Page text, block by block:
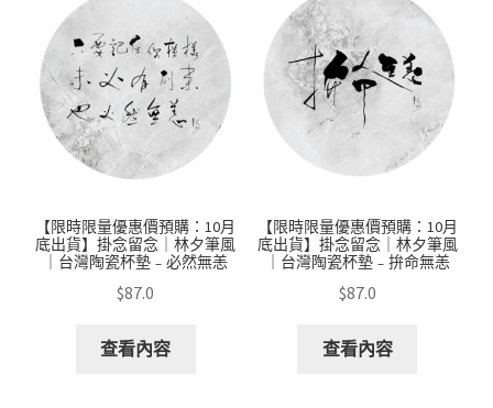
【限時限量優惠價預購：10月
底出貨】掛念留念｜林夕筆風
｜台灣陶瓷杯墊﹣必然無恙
$87.0
查看內容
【限時限量優惠價預購：10月
底出貨】掛念留念｜林夕筆風
｜台灣陶瓷杯墊﹣拚命無恙
$87.0
查看內容